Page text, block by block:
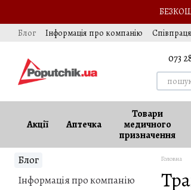
Блог
Інформація про компанію Співпраця
073
Акції Аптечка
Товари
медичного
призначення
Головна
Блог
Інформація про компанію